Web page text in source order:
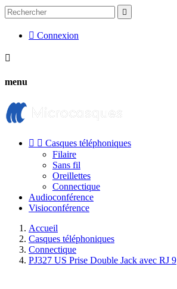

 Connexion

menu
  Casques téléphoniques
Filaire
Sans fil
Oreillettes
Connectique
Audioconférence
Visioconférence
Accueil
Casques téléphoniques
Connectique
PJ327 US Prise Double Jack avec RJ 9